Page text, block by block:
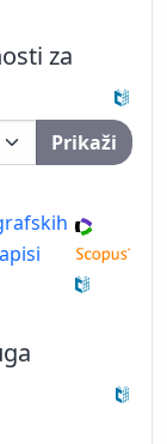
za
Prikaži